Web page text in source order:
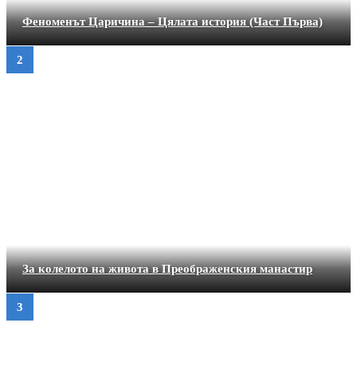
Феноменът Царичина – Цялата история (Част Първа)
За колелото на живота в Преображенския манастир